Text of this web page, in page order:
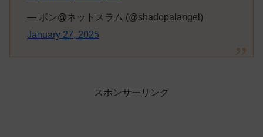
— ボン@ネットスラム (@shadopalangel)
January 27, 2025
スポンサーリンク